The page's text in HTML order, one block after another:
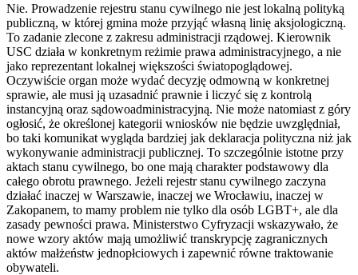
Nie. Prowadzenie rejestru stanu cywilnego nie jest lokalną polityką
publiczną, w której gmina może przyjąć własną linię aksjologiczną.
To zadanie zlecone z zakresu administracji rządowej. Kierownik
USC działa w konkretnym reżimie prawa administracyjnego, a nie
jako reprezentant lokalnej większości światopoglądowej.
Oczywiście organ może wydać decyzję odmowną w konkretnej
sprawie, ale musi ją uzasadnić prawnie i liczyć się z kontrolą
instancyjną oraz sądowoadministracyjną. Nie może natomiast z góry
ogłosić, że określonej kategorii wniosków nie będzie uwzględniał,
bo taki komunikat wygląda bardziej jak deklaracja polityczna niż jak
wykonywanie administracji publicznej. To szczególnie istotne przy
aktach stanu cywilnego, bo one mają charakter podstawowy dla
całego obrotu prawnego. Jeżeli rejestr stanu cywilnego zaczyna
działać inaczej w Warszawie, inaczej we Wrocławiu, inaczej w
Zakopanem, to mamy problem nie tylko dla osób LGBT+, ale dla
zasady pewności prawa. Ministerstwo Cyfryzacji wskazywało, że
nowe wzory aktów mają umożliwić transkrypcję zagranicznych
aktów małżeństw jednopłciowych i zapewnić równe traktowanie
obywateli.